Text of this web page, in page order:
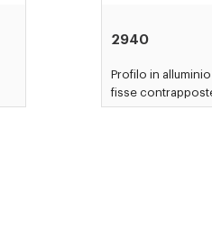
2940
Profilo in
fisse